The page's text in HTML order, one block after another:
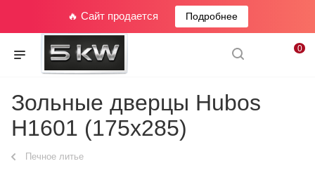
🔥 Сайт продается Подробнее
0
Зольные дверцы Hubos
Н1601 (175х285)
Печное литье